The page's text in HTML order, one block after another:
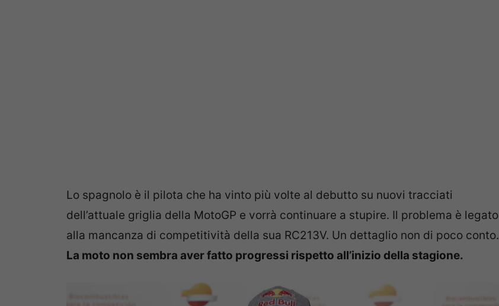
Lo spagnolo è il pilota che ha vinto più volte al debutto su nuovi tracciati
dell’attuale griglia della MotoGP e vorrà continuare a stupire. Il problema è legato
alla mancanza di competitività della sua RC213V. Un dettaglio non di poco conto.
La moto non sembra aver fatto progressi rispetto all’inizio della stagione.